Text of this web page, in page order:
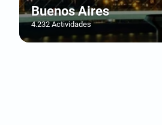
Buenos Aires
4.232 Actividades